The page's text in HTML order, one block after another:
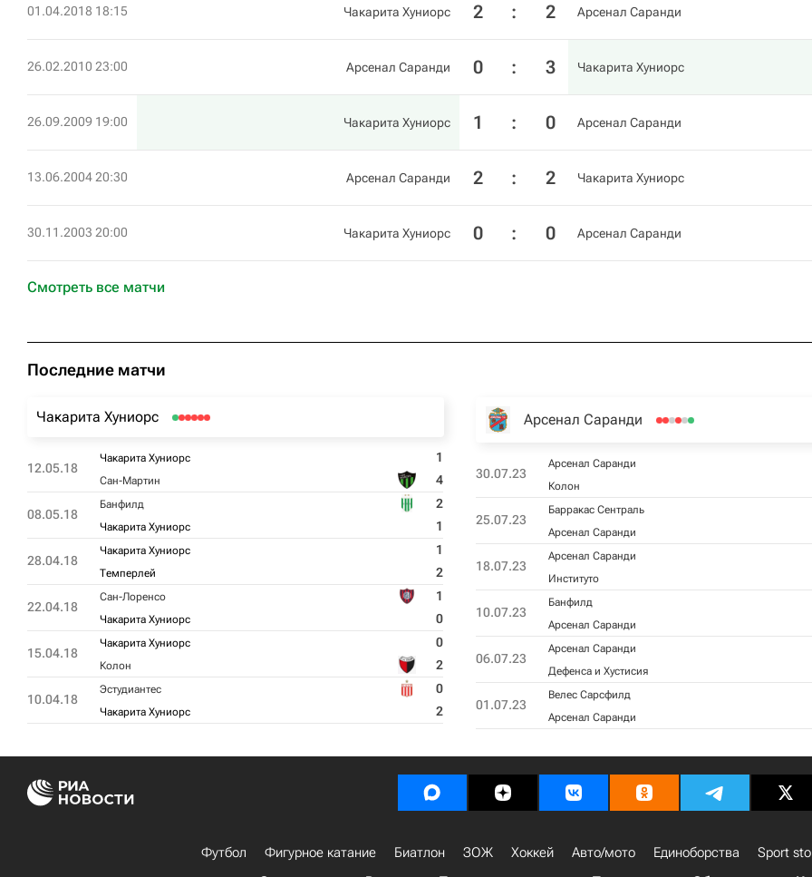
01.04.2018 18:15 Чакарита Хуниорс 2 : 2 Арсенал Саранди
26.02.2010 23:00 Арсенал Саранди 0 : 3 Чакарита Хуниорс
26.09.2009 19:00 Чакарита Хуниорс 1 : 0 Арсенал Саранди
13.06.2004 20:30 Арсенал Саранди 2 : 2 Чакарита Хуниорс
30.11.2003 20:00 Чакарита Хуниорс 0 : 0 Арсенал Саранди
Смотреть все матчи
Последние матчи
Чакарита Хуниорс
12.05.18
Чакарита Хуниорс 1
Сан-Мартин 4
08.05.18
Банфилд 2
Чакарита Хуниорс 1
28.04.18
Чакарита Хуниорс 1
Темперлей 2
22.04.18
Сан-Лоренсо 1
Чакарита Хуниорс 0
15.04.18
Чакарита Хуниорс 0
Колон 2
10.04.18
Эстудиантес 0
Чакарита Хуниорс 2
Арсенал Саранди
30.07.23
Арсенал Саранди
Колон
25.07.23
Барракас Сентраль
Арсенал Саранди
18.07.23
Арсенал Саранди
Институто
10.07.23
Банфилд
Арсенал Саранди
06.07.23
Арсенал Саранди
Дефенса и Хустисия
01.07.23
Велес Сарсфилд
Арсенал Саранди
Футбол Фигурное катание Биатлон ЗОЖ Хоккей Авто/мото Единоборства
Sport